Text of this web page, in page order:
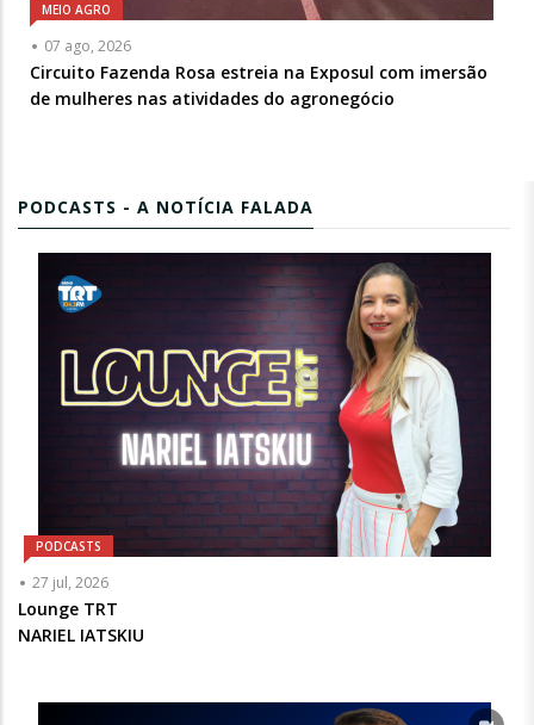
MEIO AGRO
07 ago, 2026
Circuito Fazenda Rosa estreia na Exposul com imersão
de mulheres nas atividades do agronegócio
PODCASTS - A NOTÍCIA FALADA
PODCASTS
27 jul, 2026
Articulista
ou
Chamada
Lounge TRT
NARIEL IATSKIU